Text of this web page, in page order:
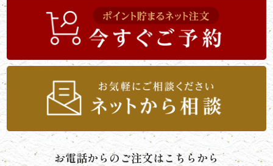
ー
お電話からのご注文はこちらから